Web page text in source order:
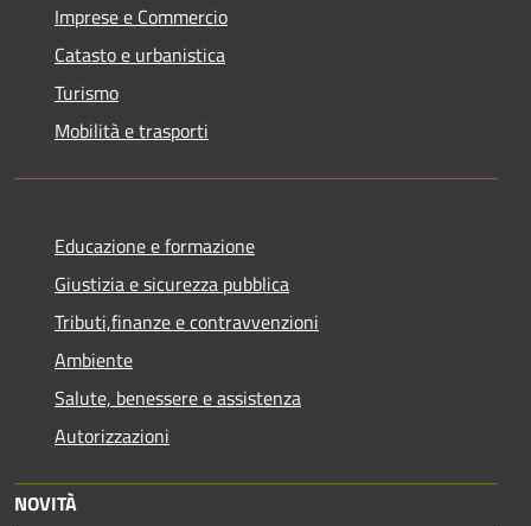
Imprese e Commercio
Catasto e urbanistica
Turismo
Mobilità e trasporti
Educazione e formazione
Giustizia e sicurezza pubblica
Tributi,finanze e contravvenzioni
Ambiente
Salute, benessere e assistenza
Autorizzazioni
NOVITÀ